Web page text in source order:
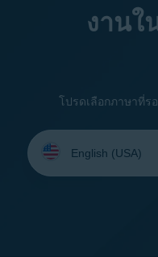
งานใ
โปรดเลือกภาษาที่ร
your